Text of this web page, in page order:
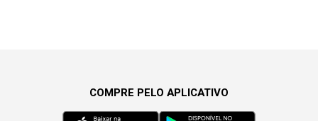
COMPRE PELO APLICATIVO